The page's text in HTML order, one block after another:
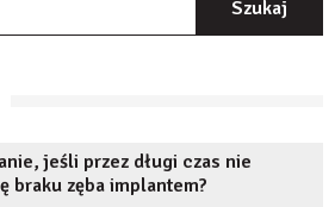
jeśli przez długi czas nie
braku zęba implantem?